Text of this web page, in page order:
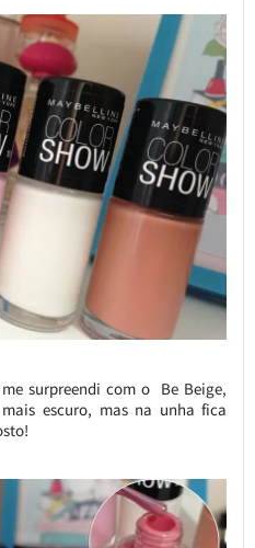
surpreendi com o Be Beige,
escuro, mas na unha fica